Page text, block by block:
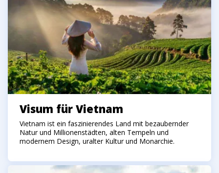
Visum für Vietnam
Vietnam ist ein faszinierendes Land mit bezaubernder
Natur und Millionenstädten, alten Tempeln und
modernem Design, uralter Kultur und Monarchie.